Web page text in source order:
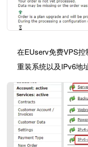
在EUserv免费VPS控
重装系统以及IPv6地